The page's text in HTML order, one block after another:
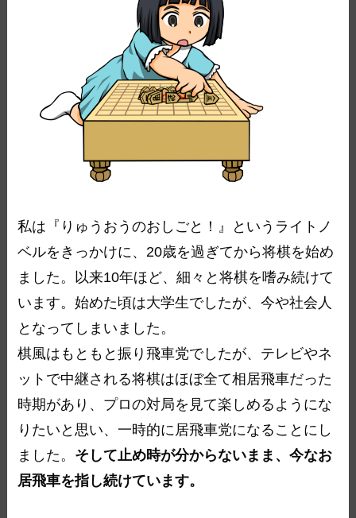
私は『りゅうおうのおしごと！』というライトノ
ベルをきっかけに、20歳を過ぎてから将棋を始め
ました。以来10年ほど、細々と将棋を嗜み続けて
います。始めた頃は大学生でしたが、今や社会人
となってしまいました。
棋風はもともと振り飛車党でしたが、テレビやネ
ットで中継される将棋はほぼ全て相居飛車だった
時期があり、プロの対局を見て楽しめるようにな
りたいと思い、一時的に居飛車党になることにし
ました。 そして止め時が分からないまま、今なお
居飛車を指し続けています。